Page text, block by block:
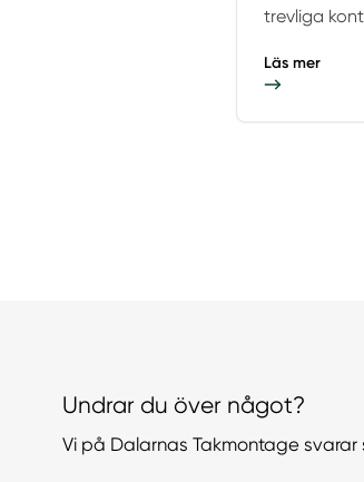
trevliga
Läs mer
Undrar du över något?
Vi på Dalarnas Takmontage